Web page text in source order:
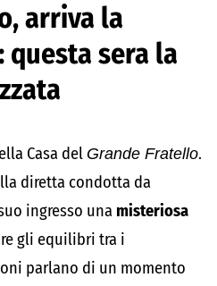
arriva la
questa sera la
Casa del Grande Fratello.
diretta condotta da
ingresso una misteriosa
gli equilibri tra i
parlano di un momento